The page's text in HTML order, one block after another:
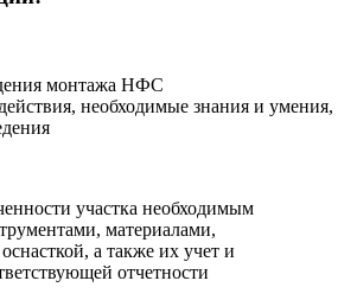
монтажа НФС
необходимые знания и умения,
участка необходимым
материалами,
а также их учет и
отчетности